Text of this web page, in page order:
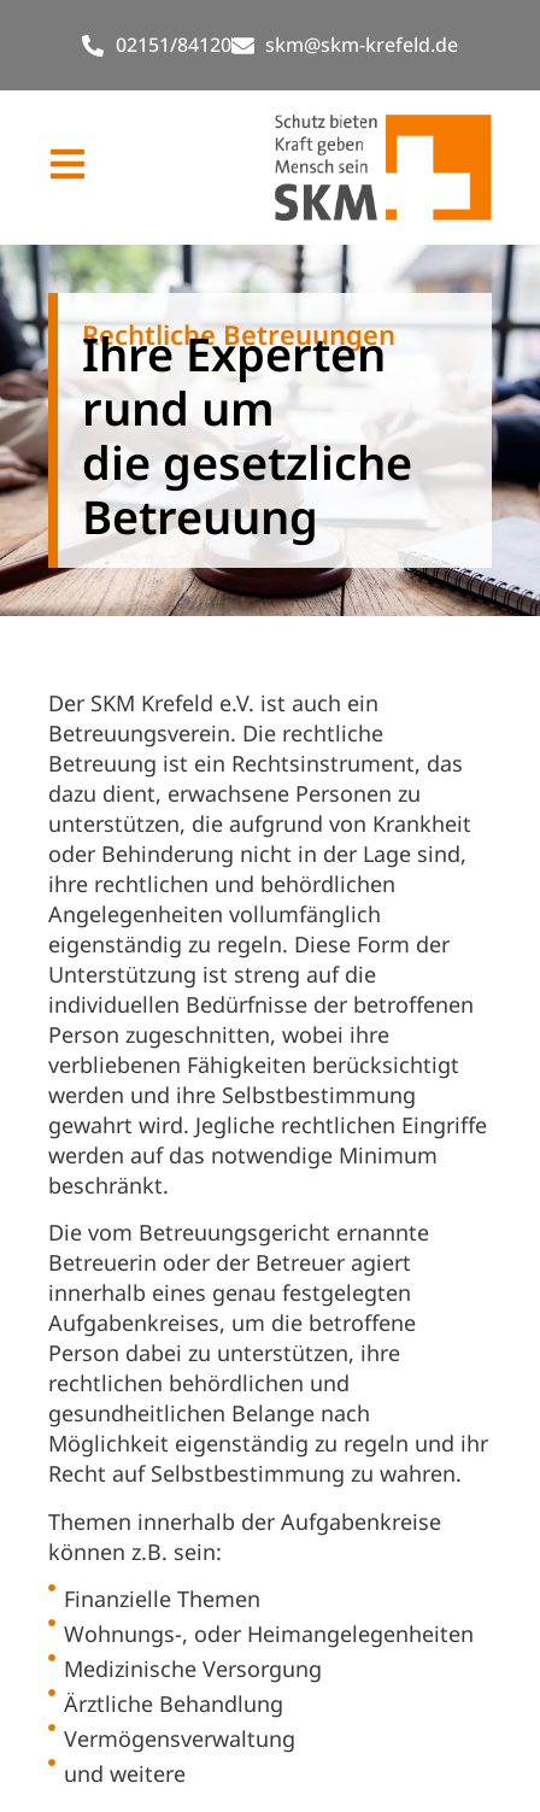
02151/84120 skm@skm-krefeld.de
Rechtliche Betreuungen
Ihre Experten
rund um
die gesetzliche
Betreuung
Der SKM Krefeld e.V. ist auch ein
Betreuungsverein. Die rechtliche
Betreuung ist ein Rechtsinstrument, das
dazu dient, erwachsene Personen zu
unterstützen, die aufgrund von Krankheit
oder Behinderung nicht in der Lage sind,
ihre rechtlichen und behördlichen
Angelegenheiten vollumfänglich
eigenständig zu regeln. Diese Form der
Unterstützung ist streng auf die
individuellen Bedürfnisse der betroffenen
Person zugeschnitten, wobei ihre
verbliebenen Fähigkeiten berücksichtigt
werden und ihre Selbstbestimmung
gewahrt wird. Jegliche rechtlichen Eingriffe
werden auf das notwendige Minimum
beschränkt.
Die vom Betreuungsgericht ernannte
Betreuerin oder der Betreuer agiert
innerhalb eines genau festgelegten
Aufgabenkreises, um die betroffene
Person dabei zu unterstützen, ihre
rechtlichen behördlichen und
gesundheitlichen Belange nach
Möglichkeit eigenständig zu regeln und ihr
Recht auf Selbstbestimmung zu wahren.
Themen innerhalb der Aufgabenkreise
können z.B. sein:
Finanzielle Themen
Wohnungs-, oder Heimangelegenheiten
Medizinische Versorgung
Ärztliche Behandlung
Vermögensverwaltung
und weitere